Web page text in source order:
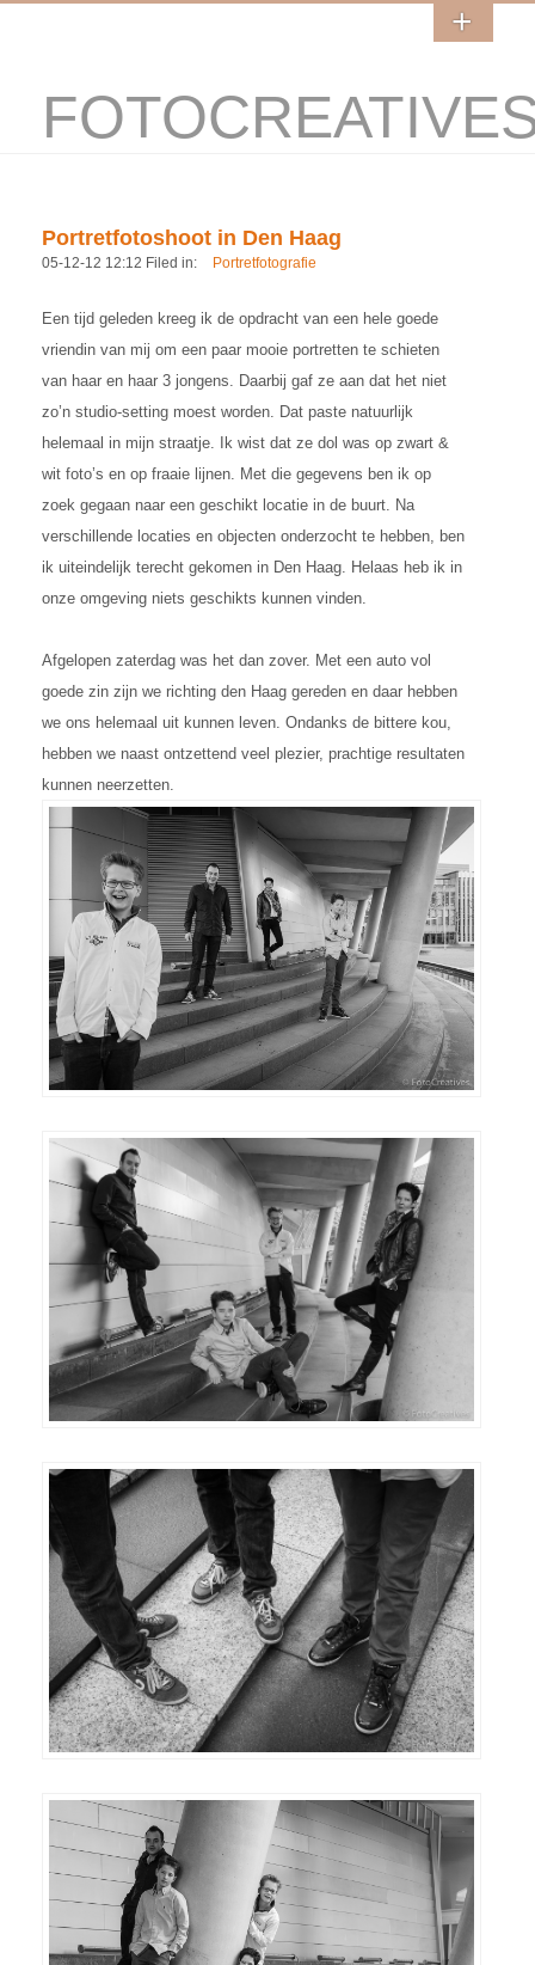
Portretfotoshoot in Den Haag
05-12-12 12:12 Filed in: Portretfotografie
Een tijd geleden kreeg ik de opdracht van een hele goede
vriendin van mij om een paar mooie portretten te schieten
van haar en haar 3 jongens. Daarbij gaf ze aan dat het niet
zo’n studio-setting moest worden. Dat paste natuurlijk
helemaal in mijn straatje. Ik wist dat ze dol was op zwart &
wit foto’s en op fraaie lijnen. Met die gegevens ben ik op
zoek gegaan naar een geschikt locatie in de buurt. Na
verschillende locaties en objecten onderzocht te hebben, ben
ik uiteindelijk terecht gekomen in Den Haag. Helaas heb ik in
onze omgeving niets geschikts kunnen vinden.
Afgelopen zaterdag was het dan zover. Met een auto vol
goede zin zijn we richting den Haag gereden en daar hebben
we ons helemaal uit kunnen leven. Ondanks de bittere kou,
hebben we naast ontzettend veel plezier, prachtige resultaten
kunnen neerzetten.